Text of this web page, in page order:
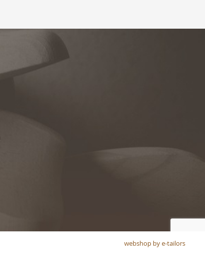
webshop by e-tailors